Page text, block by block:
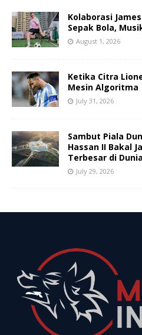
Kolaborasi
Sepak Bola,
August 1, 2026
Ketika Citra
Mesin Algoritma
July 31, 2026
Sambut Piala
Hassan II Bakal
Terbesar di Dunia
July 29, 2026